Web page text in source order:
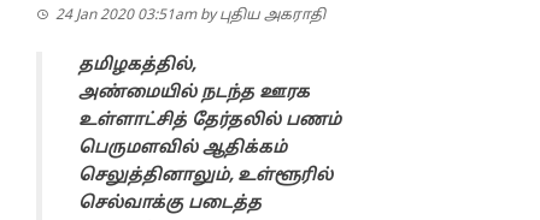
24 Jan 2020 03:51am byபுதிய அகராதி
தமிழகத்தில்,
அண்மையில் நடந்த ஊரக
உள்ளாட்சித் தேர்தலில் பணம்
பெருமளவில் ஆதிக்கம்
செலுத்தினாலும், உள்ளூரில்
செல்வாக்கு படைத்த